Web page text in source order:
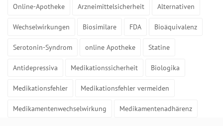
Online-Apotheke Arzneimittelsicherheit Alternativen
Wechselwirkungen Biosimilare FDA Bioäquivalenz
Serotonin-Syndrom online Apotheke Statine
Antidepressiva Medikationssicherheit Biologika
Medikationsfehler Medikationsfehler vermeiden
Medikamentenwechselwirkung Medikamentenadhärenz